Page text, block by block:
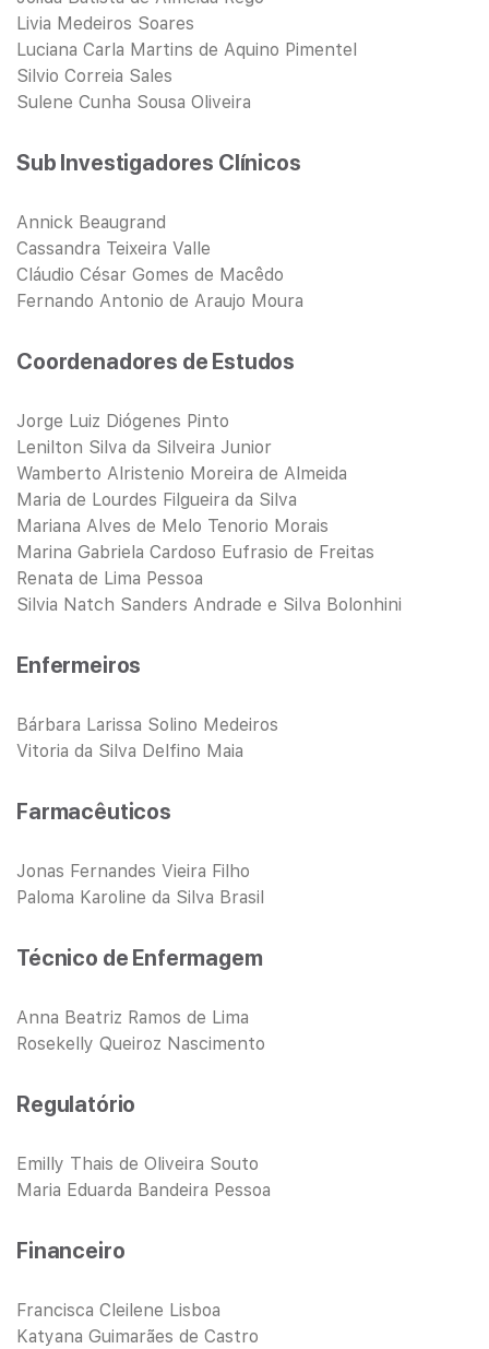
Livia Medeiros Soares
Luciana Carla Martins de Aquino Pimentel
Silvio Correia Sales
Sulene Cunha Sousa Oliveira
Sub Investigadores Clínicos
Annick Beaugrand
Cassandra Teixeira Valle
Cláudio César Gomes de Macêdo
Fernando Antonio de Araujo Moura
Coordenadores de Estudos
Jorge Luiz Diógenes Pinto
Lenilton Silva da Silveira Junior
Wamberto Alristenio Moreira de Almeida
Maria de Lourdes Filgueira da Silva
Mariana Alves de Melo Tenorio Morais
Marina Gabriela Cardoso Eufrasio de Freitas
Renata de Lima Pessoa
Silvia Natch Sanders Andrade e Silva Bolonhini
Enfermeiros
Bárbara Larissa Solino Medeiros
Vitoria da Silva Delfino Maia
Farmacêuticos
Jonas Fernandes Vieira Filho
Paloma Karoline da Silva Brasil
Técnico de Enfermagem
Anna Beatriz Ramos de Lima
Rosekelly Queiroz Nascimento
Regulatório
Emilly Thais de Oliveira Souto
Maria Eduarda Bandeira Pessoa
Financeiro
Francisca Cleilene Lisboa
Katyana Guimarães de Castro